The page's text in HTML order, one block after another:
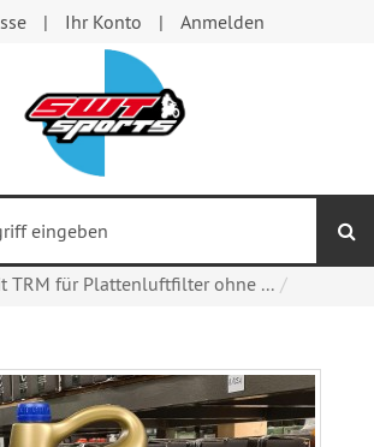
Ihr Konto Anmelden
TRM für Plattenluftfilter ohne ...